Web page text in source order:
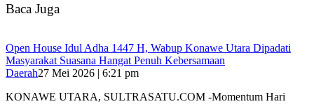
Baca Juga
Open House Idul Adha 1447 H, Wabup Konawe Utara Dipadati
Masyarakat Suasana Hangat Penuh Kebersamaan
Daerah27 Mei 2026 | 6:21 pm
KONAWE UTARA, SULTRASATU.COM -Momentum Hari